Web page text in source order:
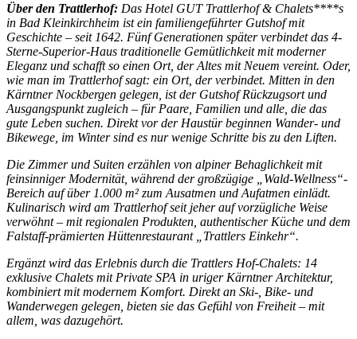
Über den Trattlerhof: Das Hotel GUT Trattlerhof & Chalets****s
in Bad Kleinkirchheim ist ein familiengeführter Gutshof mit
Geschichte – seit 1642. Fünf Generationen später verbindet das 4-
Sterne-Superior-Haus traditionelle Gemütlichkeit mit moderner
Eleganz und schafft so einen Ort, der Altes mit Neuem vereint. Oder,
wie man im Trattlerhof sagt: ein Ort, der verbindet. Mitten in den
Kärntner Nockbergen gelegen, ist der Gutshof Rückzugsort und
Ausgangspunkt zugleich – für Paare, Familien und alle, die das
gute Leben suchen. Direkt vor der Haustür beginnen Wander- und
Bikewege, im Winter sind es nur wenige Schritte bis zu den Liften.
Die Zimmer und Suiten erzählen von alpiner Behaglichkeit mit
feinsinniger Modernität, während der großzügige „Wald-Wellness“-
Bereich auf über 1.000 m² zum Ausatmen und Aufatmen einlädt.
Kulinarisch wird am Trattlerhof seit jeher auf vorzügliche Weise
verwöhnt – mit regionalen Produkten, authentischer Küche und dem
Falstaff-prämierten Hüttenrestaurant „Trattlers Einkehr“.
Ergänzt wird das Erlebnis durch die Trattlers Hof-Chalets: 14
exklusive Chalets mit Private SPA in uriger Kärntner Architektur,
kombiniert mit modernem Komfort. Direkt an Ski-, Bike- und
Wanderwegen gelegen, bieten sie das Gefühl von Freiheit – mit
allem, was dazugehört.